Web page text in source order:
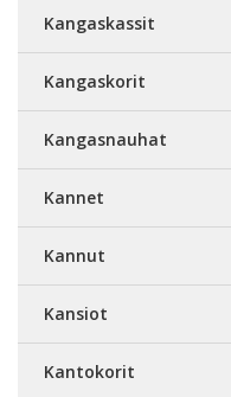
Kangaskassit
Kangaskorit
Kangasnauhat
Kannet
Kannut
Kansiot
Kantokorit